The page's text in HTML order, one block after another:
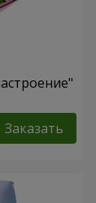
Заказать